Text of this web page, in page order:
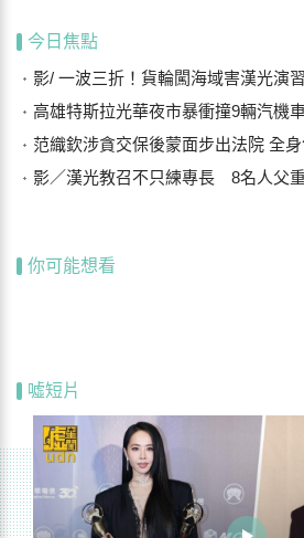
今日焦點
影/ 一波三折！貨輪闖海域害漢光演習延
高雄特斯拉光華夜市暴衝撞9輛汽機車毀
范織欽涉貪交保後蒙面步出法院 全身
影／漢光教召不只練專長 8名人父
你可能想看
噓短片